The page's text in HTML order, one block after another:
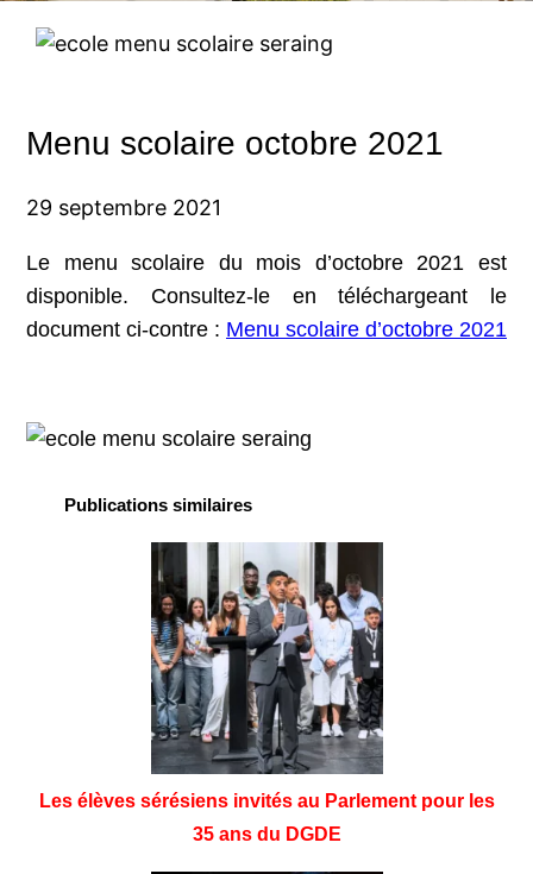
Menu scolaire octobre 2021
29 septembre 2021
Le menu scolaire du mois d’octobre 2021 est
disponible. Consultez-le en téléchargeant le
document ci-contre : Menu scolaire d’octobre 2021
Publications similaires
Les élèves sérésiens invités au Parlement pour les
35 ans du DGDE